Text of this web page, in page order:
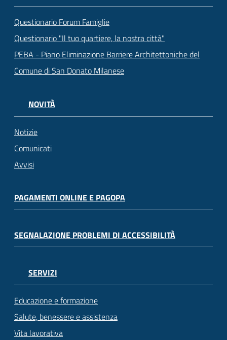
Questionario Forum Famiglie
Questionario "Il tuo quartiere, la nostra città"
PEBA - Piano Eliminazione Barriere Architettoniche del
Comune di San Donato Milanese
NOVITÀ
Notizie
Comunicati
Avvisi
PAGAMENTI ONLINE E PAGOPA
SEGNALAZIONE PROBLEMI DI ACCESSIBILITÀ
SERVIZI
Educazione e formazione
Salute, benessere e assistenza
Vita lavorativa